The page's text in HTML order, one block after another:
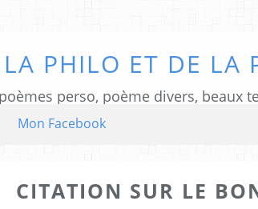
PHILO ET DE LA
perso, poème divers, beaux
Mon Facebook
CITATION SUR LE